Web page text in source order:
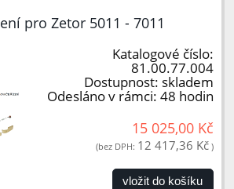
pro Zetor 5011 - 7011
Katalogové číslo:
81.00.77.004
Dostupnost: skladem
Odesláno v rámci: 48 hodin
15 025,00 Kč
(bez DPH: 12 417,36 Kč )
vložit do košíku